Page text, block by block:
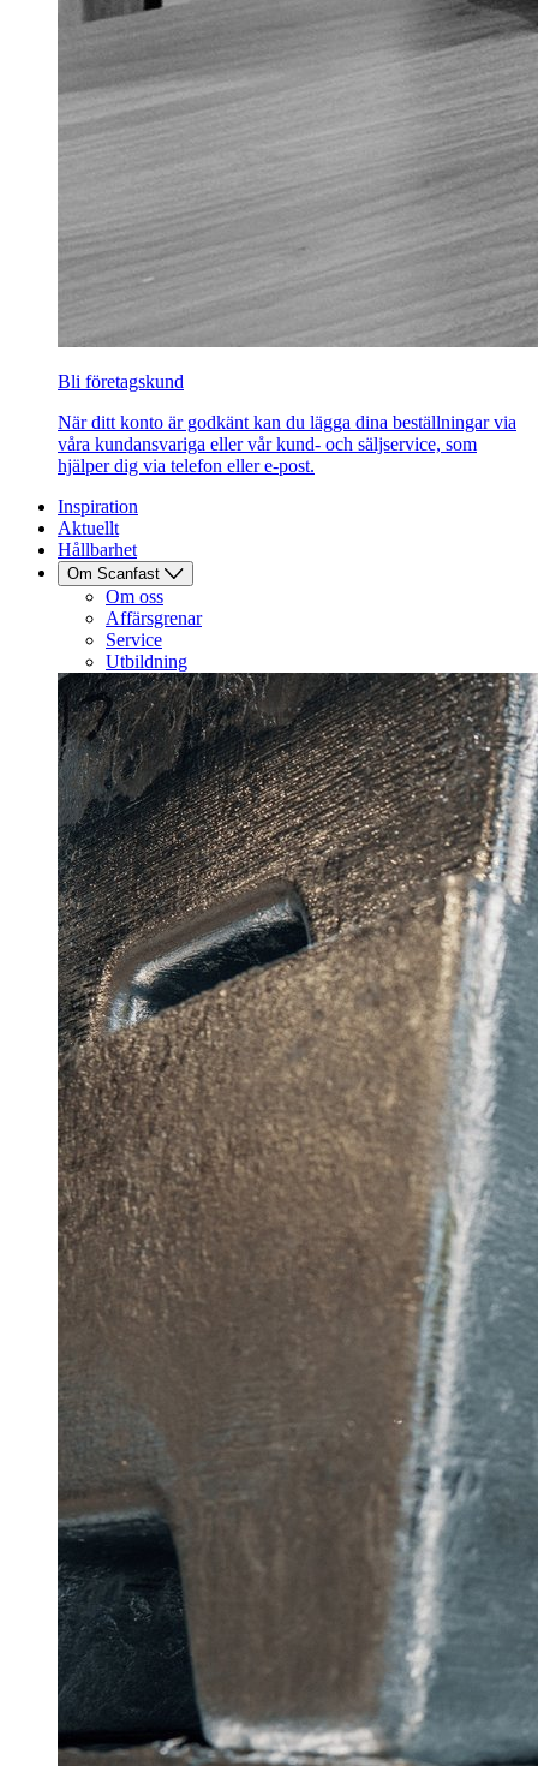
Bli företagskund
När ditt konto är godkänt kan du lägga dina beställningar via
våra kundansvariga eller vår kund- och säljservice, som
hjälper dig via telefon eller e-post.
Inspiration
Aktuellt
Hållbarhet
Om Scanfast
Om oss
Affärsgrenar
Service
Utbildning